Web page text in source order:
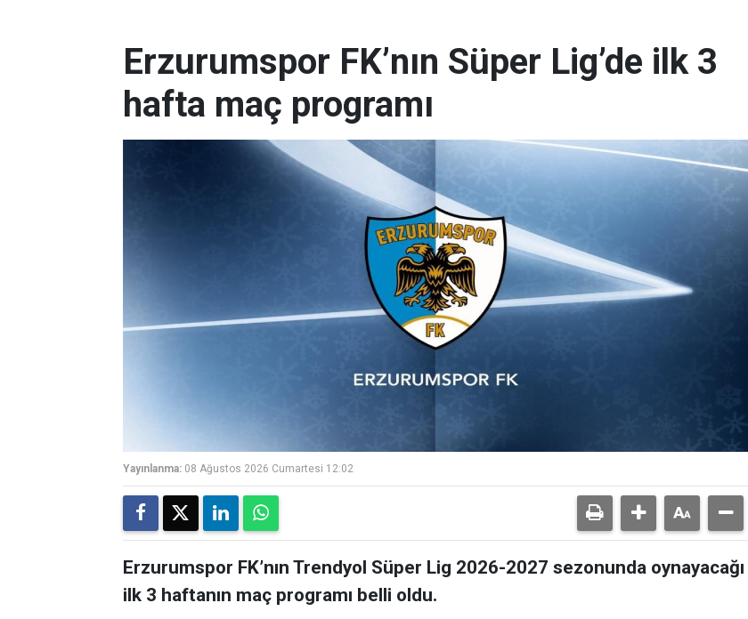
Erzurumspor FK’nın Süper Lig’de ilk 3
hafta maç programı
Yayınlanma: 08 Ağustos 2026 Cumartesi 12:02
Erzurumspor FK’nın Trendyol Süper Lig 2026-2027 sezonunda oynayacağı
ilk 3 haftanın maç programı belli oldu.